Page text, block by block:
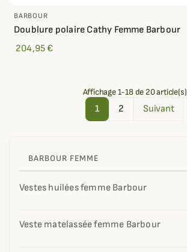
BARBOUR FEMME
Vestes huilées femme Barbour
Veste matelassée femme Barbour
BARBOUR
Doublure polaire Cathy Femme Barbour
204,95 €
Affichage 1-18 de 20 article(s)
1 2 Suivant